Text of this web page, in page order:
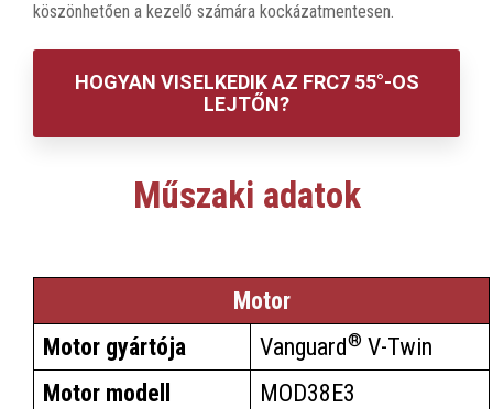
köszönhetően a kezelő számára kockázatmentesen.
HOGYAN VISELKEDIK AZ FRC7 55°-OS
LEJTŐN?
Műszaki adatok
Motor
Motor gyártója
Vanguard® V-Twin
Motor modell
MOD38E3